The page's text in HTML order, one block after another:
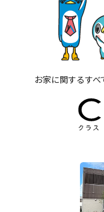
お家に関するす